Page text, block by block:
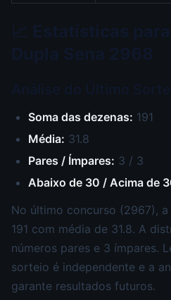
Soma das dezenas: 191
Média: 31.8
Pares / Ímpares: 3 / 3
Abaixo de 30 / Acima de
No último concurso (2967),
191 com média de 31.8. A
números pares e 3 ímpares.
sorteio é independente e a
garante resultados futuros.